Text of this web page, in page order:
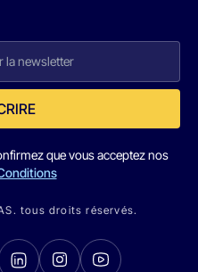
que vous acceptez nos
tous droits réservés.